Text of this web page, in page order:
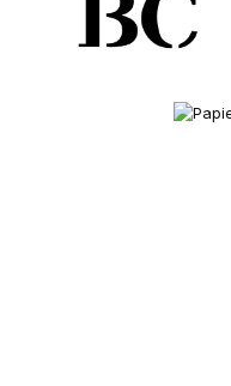
Bildergalerie überspringen